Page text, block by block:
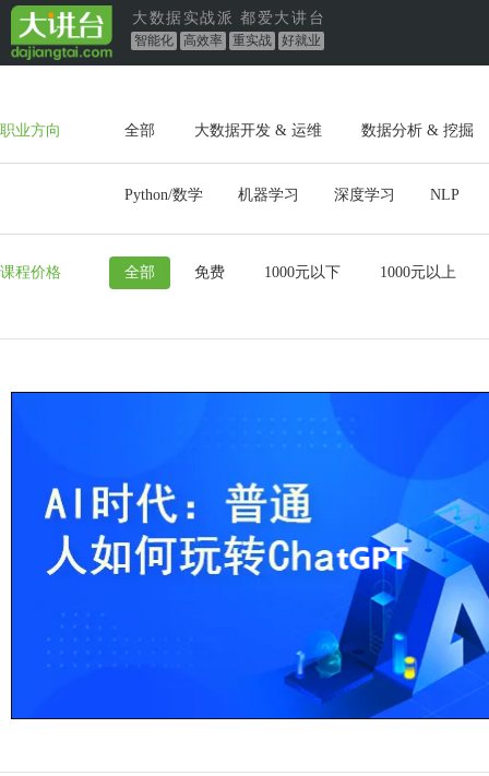
大数据实战派 都爱大讲台
智能化 高效率 重实战 好就业
职业方向 全部 大数据开发 & 运维 数据分析 & 挖掘
Python/数学 机器学习 深度学习 NLP
课程价格 全部 免费 1000元以下 1000元以上